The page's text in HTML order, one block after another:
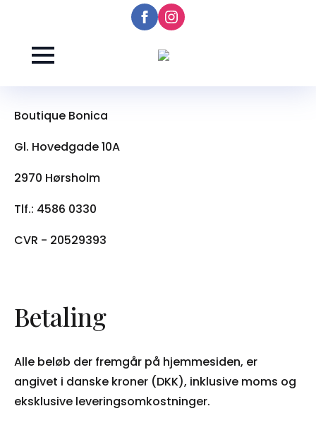
Handelsbetingelser
Boutique Bonica
Gl. Hovedgade 10A
2970 Hørsholm
Tlf.: 4586 0330
CVR - 20529393
Betaling
Alle beløb der fremgår på hjemmesiden, er
angivet i danske kroner (DKK), inklusive moms og
eksklusive leveringsomkostninger.